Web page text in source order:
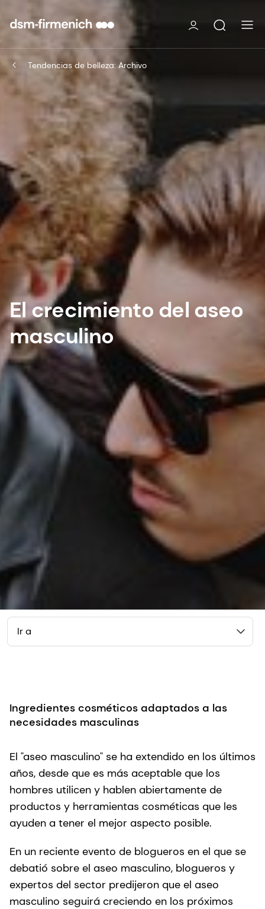
Tendencias de belleza: Archivo
El crecimiento del aseo
masculino
Ir a
Ingredientes cosméticos adaptados a las
necesidades masculinas
El "aseo masculino" se ha extendido en los últimos
años, desde que es más aceptable que los
hombres utilicen y hablen abiertamente de
productos y herramientas cosméticas que les
ayuden a tener el mejor aspecto posible.
En un reciente evento de blogueros en el que se
debatió sobre el aseo masculino, blogueros y
expertos del sector predijeron que el aseo
masculino seguirá creciendo en los próximos